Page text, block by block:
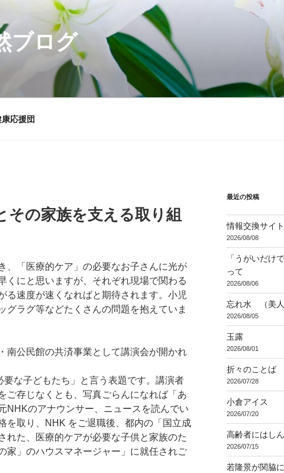
ブログ
康応援団
その家族を支える取り組
、「医療的ケア」の必要なお子さんに光が
くにと思いますが、それぞれ現場で関わる
る速度が速くなればと期待されます。小児
グラグ等などたくさんの問題を抱えていま
南公民館の共済事業として講演会が開かれ
な子どもたち」と言う表題です。講演者
ご存じなくとも、写真ごらんになれば「あ
NHKのアナウンサー、ニュースを読んでい
を取り、NHK をご退職後、都内の「国立成
れた、医療的ケアが必要な子供と家族のた
家」のハウスマネージャー」に就任されご
最近の投稿
情報交換サイ
2026/08/08
「うがいだけ
って
2026/08/06
忘れ水 （美人
2026/08/05
玉露
2026/08/01
折々のことば
2026/07/28
小倉アイス
2026/07/20
高齢者にはし
2026/07/15
若隆景が関脇に